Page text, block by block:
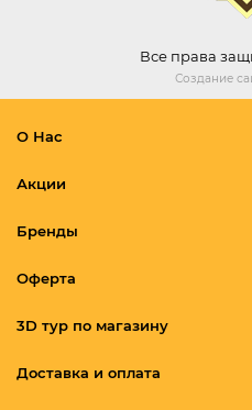
Все права
Создание
О Нас
Акции
Бренды
Оферта
3D тур по магазину
Доставка и оплата